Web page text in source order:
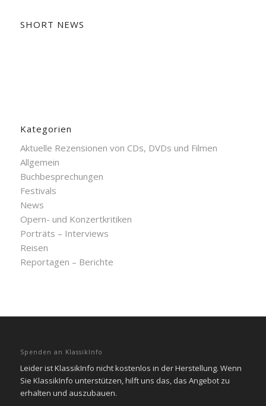
SHORT NEWS
Kategorien
Aktuelle Rezensionen von CDs, DVDs und Filmen
Allgemein
Buchbesprechungen
Festivals
News
Opern- und Konzertkritiken
Porträts – Interviews
Reisen
Reportagen – Berichte
Spenden an KlassikInfo
Leider ist KlassikInfo nicht kostenlos in der Herstellung. Wenn
Sie KlassikInfo unterstützen, hilft uns das, das Angebot zu
erhalten und auszubauen.